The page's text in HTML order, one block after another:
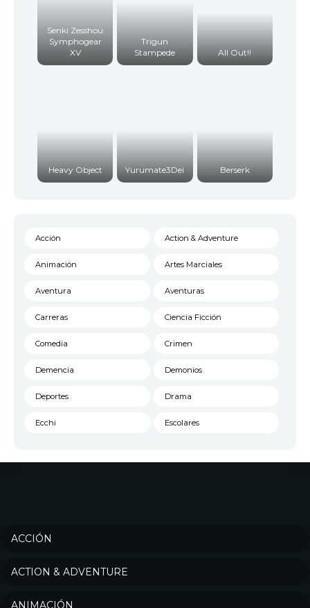
Senki Zesshou
Symphogear
XV
Trigun
Stampede
All Out!!
Heavy Object Yurumate3Dei Berserk
Acción Action & Adventure
Animación Artes Marciales
Aventura Aventuras
Carreras Ciencia Ficción
Comedia Crimen
Demencia Demonios
Deportes Drama
Ecchi Escolares
ACCIÓN
ACTION & ADVENTURE
ANIMACIÓN